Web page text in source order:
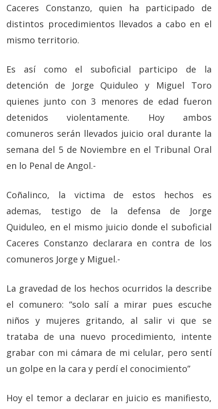
Caceres Constanzo, quien ha participado de
distintos procedimientos llevados a cabo en el
mismo territorio.
Es así como el suboficial participo de la
detención de Jorge Quiduleo y Miguel Toro
quienes junto con 3 menores de edad fueron
detenidos violentamente. Hoy ambos
comuneros serán llevados juicio oral durante la
semana del 5 de Noviembre en el Tribunal Oral
en lo Penal de Angol.-
Coñalinco, la victima de estos hechos es
ademas, testigo de la defensa de Jorge
Quiduleo, en el mismo juicio donde el suboficial
Caceres Constanzo declarara en contra de los
comuneros Jorge y Miguel.-
La gravedad de los hechos ocurridos la describe
el comunero: “solo salí a mirar pues escuche
niños y mujeres gritando, al salir vi que se
trataba de una nuevo procedimiento, intente
grabar con mi cámara de mi celular, pero sentí
un golpe en la cara y perdí el conocimiento”
Hoy el temor a declarar en juicio es manifiesto,